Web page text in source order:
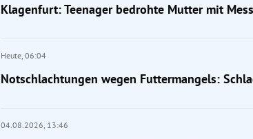
Klagenfurt: Teenager bedrohte Mutter mit
Heute, 06:04
Notschlachtungen wegen Futtermangels:
04.08.2026, 13:46